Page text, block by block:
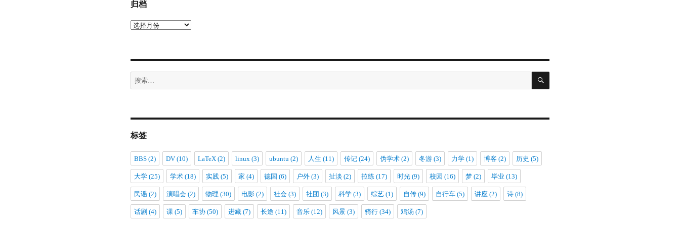
归档
归
搜
搜
标签
BBS(2) DV(10) LaTeX(2) linux (3) ubuntu (2) 人生 (11) 传记(24) 伪学术(2) 冬游(3) 力学(1) 博客 (2) 历史 (5)
大学(25) 学术(18) 实践 (5) 家 (4) 德国 (6) 户外(3) 扯淡 (2) 拉练 (17) 时光(9) 校园 (16) 梦(2) 毕业 (13)
民谣(2) 演唱会(2) 物理 (30) 电影(2) 社会(3) 社团 (3) 科学(3) 综艺(1) 自传(9) 自行车(5) 讲座(2) 诗(8)
话剧(4) 课(5) 车协(50) 进藏(7) 长途 (11) 音乐(12) 风景(3) 骑行(34) 鸡汤 (7)